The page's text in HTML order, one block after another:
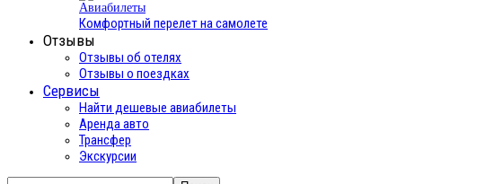
Авиабилеты
Комфортный перелет на самолете
Отзывы
Отзывы об отелях
Отзывы о поездках
Сервисы
Найти дешевые авиабилеты
Аренда авто
Трансфер
Экскурсии